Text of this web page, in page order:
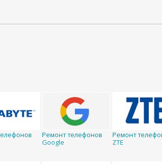
Ремонт телефонов
Google
Ремонт
ZTE